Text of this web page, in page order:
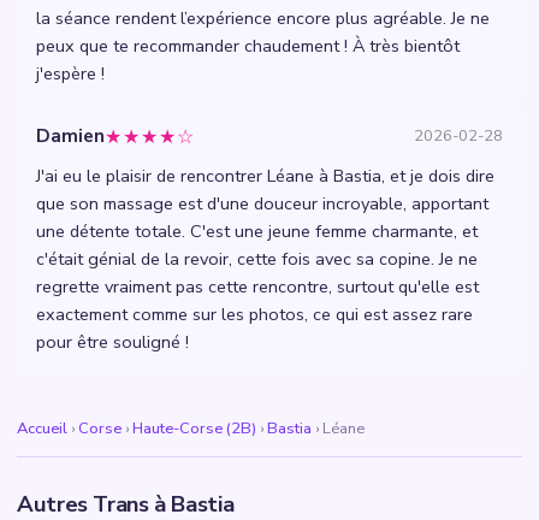
Accueil ›Corse ›Haute-Corse (2B) ›Bastia › Léane
la séance rendent l’expérience encore plus agréable. Je ne
peux que te recommander chaudement ! À très bientôt
j'espère !
Damien★★★★☆ 2026-02-28
J'ai eu le plaisir de rencontrer Léane à Bastia, et je dois dire
que son massage est d'une douceur incroyable, apportant
une détente totale. C'est une jeune femme charmante, et
c'était génial de la revoir, cette fois avec sa copine. Je ne
regrette vraiment pas cette rencontre, surtout qu'elle est
exactement comme sur les photos, ce qui est assez rare
pour être souligné !
Autres Trans à Bastia